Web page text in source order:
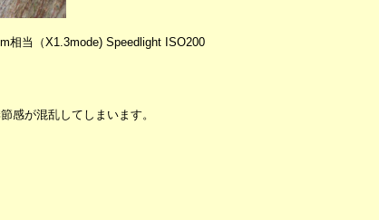
相当（X1.3mode) Speedlight ISO200
感が混乱してしまいます。